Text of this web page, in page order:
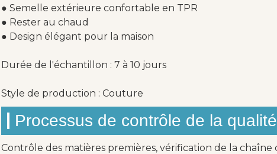
● Semelle extérieure confortable en TPR
● Rester au chaud
● Design élégant pour la maison
Durée de l'échantillon : 7 à 10 jours
Style de production : Couture
Processus de contrôle de la qualité
Contrôle des matières premières, vérification de la chaîne